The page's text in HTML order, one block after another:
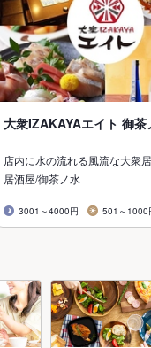
大衆IZAKAYAエイト 御茶
店内に水の流れる風流な大衆
居酒屋/御茶ノ水
3001～4000円 501～1000